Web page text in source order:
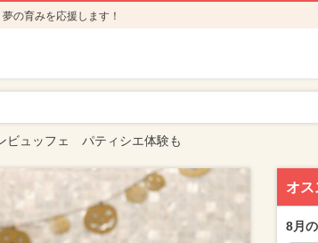
の育みを応援します！
ビュッフェ パティシエ体験も
オス
8月